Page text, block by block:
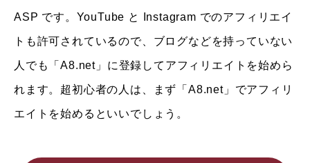
ASP です。YouTube と Instagram でのアフィリエイ
トも許可されているので、ブログなどを持っていない
人でも「A8.net」に登録してアフィリエイトを始めら
れます。超初心者の人は、まず「A8.net」でアフィリ
エイトを始めるといいでしょう。